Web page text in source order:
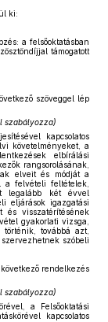
ki:
a felsőoktatásban
támogatott
szöveggel lép
szabályozza)
kapcsolatos
követelményeket, a
elbírálási
rangsorolásának,
elveit és módját a
a felvételi feltételek,
legalább két évvel
eljárások igazgatási
és visszatérítésének
gyakorlati vizsga,
továbbá azt,
szóbeli
rendelkezés
szabályozza)
a Felsőoktatási
kapcsolatos